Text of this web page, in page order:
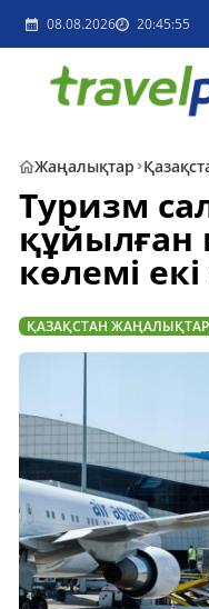
08.08.2026 20:45:55
Жаңалықтар
Туризм
құйылған
көлемі
ҚАЗАҚСТАН